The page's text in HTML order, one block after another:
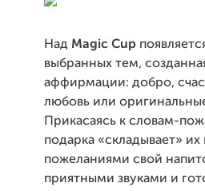
Над Magic Cup
выбранных тем,
аффирмации: добро,
любовь или
Прикасаясь к словам-
подарка «складывает»
пожеланиями свой
приятными звуками и